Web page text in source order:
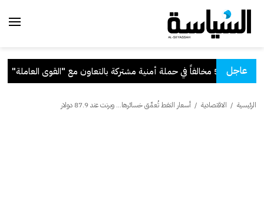
عاجل
مشتركة بالتعاون مع "القوى العاملة"
الرئيسية / الاقتصادية / أسعار النفط تُعمِّق خسائرها... وبرنت عند 87.9 دولار